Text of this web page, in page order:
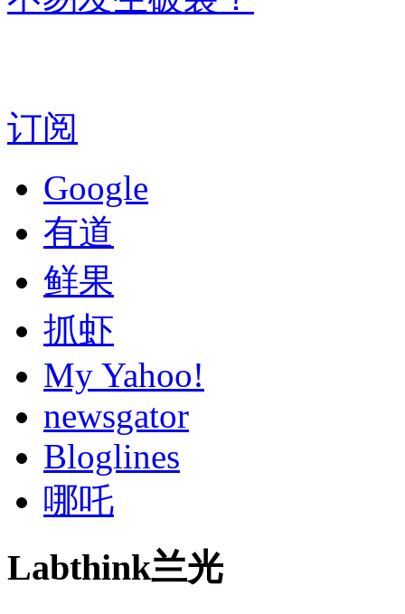
订阅
Google
有道
鲜果
抓虾
My Yahoo!
newsgator
Bloglines
哪吒
Labthink兰光